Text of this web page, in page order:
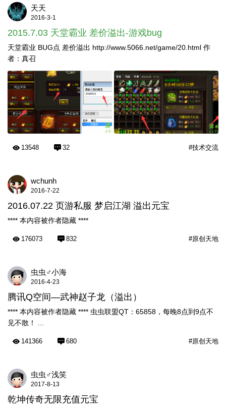
天天
2016-3-1
2015.7.03 天堂霸业 差价溢出-游戏bug
天堂霸业 BUG点 差价溢出 http://www.5066.net/game/20.html 作
者：真召
#技术交流
13548 32
wchunh
2016-7-22
2016.07.22 页游私服 梦启江湖 溢出元宝
**** 本内容被作者隐藏 ****
#原创天地
176073 832
虫虫♂小海
2016-4-23
腾讯Q空间—武神赵子龙（溢出）
**** 本内容被作者隐藏 **** 虫虫联盟QT：65858，每晚8点到9点不
见不散！ ...
#原创天地
141366 680
虫虫♂浅笑
2017-8-13
乾坤传奇无限充值元宝